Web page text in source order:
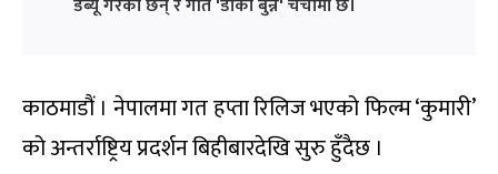
डेब्यू गरेका छन् र गीत 'डोको बुन्ने' चर्चामा छ।
काठमाडौं । नेपालमा गत हप्ता रिलिज भएको फिल्म ‘कुमारी’
को अन्तर्राष्ट्रिय प्रदर्शन बिहीबारदेखि सुरु हुँदैछ ।